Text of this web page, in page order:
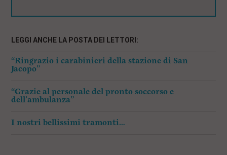
LEGGI ANCHE LA POSTA DEI LETTORI:
“Ringrazio i carabinieri della stazione di San
Jacopo”
“Grazie al personale del pronto soccorso e
dell’ambulanza”
I nostri bellissimi tramonti…